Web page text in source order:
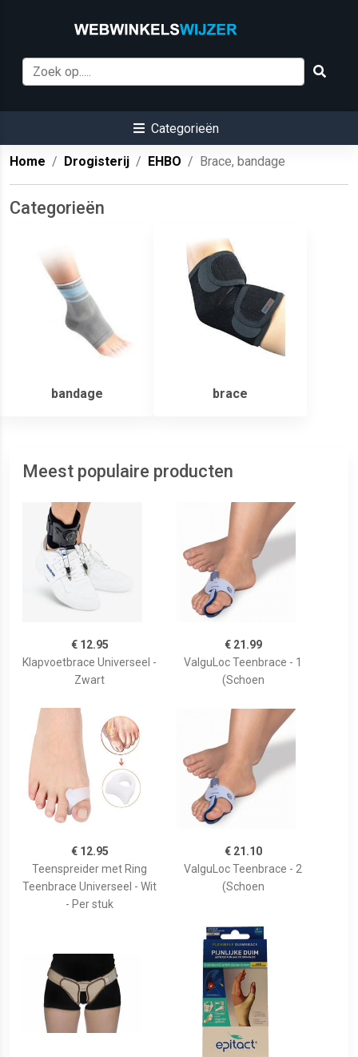
Categorieën
Home Drogisterij EHBO Brace, bandage
Categorieën
bandage brace
Meest populaire producten
€ 12.95
Klapvoetbrace Universeel -
Zwart
€ 21.99
ValguLoc Teenbrace - 1
(Schoen
€ 12.95
Teenspreider met Ring
Teenbrace Universeel - Wit
- Per stuk
€ 21.10
ValguLoc Teenbrace - 2
(Schoen